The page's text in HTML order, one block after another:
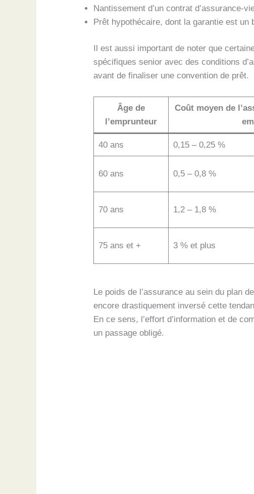
Nantissement d’un contrat d’assurance-
Prêt hypothécaire, dont la garantie est
Il est aussi important de noter que
spécifiques senior avec des conditions
avant de finaliser une convention de prêt.
Âge de
l’emprunteur
Coût moyen de
40 ans 0,15 – 0,25 %
60 ans 0,5 – 0,8 %
70 ans 1,2 – 1,8 %
75 ans et + 3 % et plus
Le poids de l’assurance au sein du plan
encore drastiquement inversé cette
En ce sens, l’effort d’information et de
un passage obligé.